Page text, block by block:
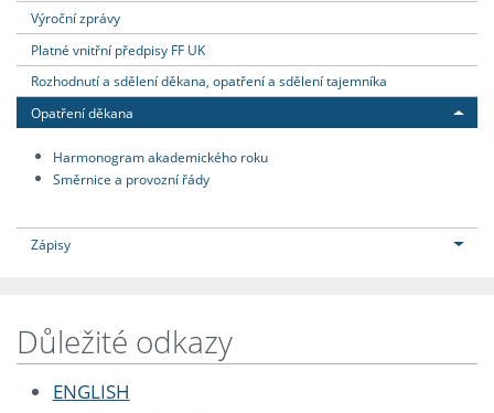
Výroční zprávy
Platné vnitřní předpisy FF UK
Rozhodnutí a sdělení děkana, opatření a sdělení tajemníka
Opatření děkana
Harmonogram akademického roku
Směrnice a provozní řády
Zápisy
Důležité odkazy
ENGLISH